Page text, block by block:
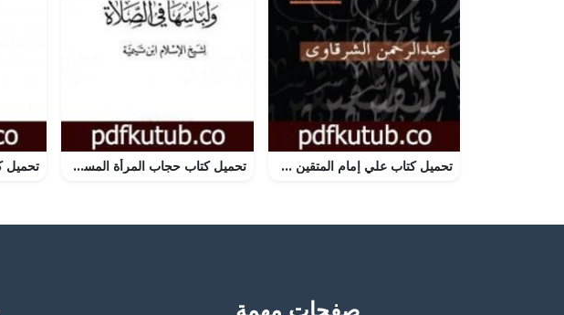
تحميل كتاب علي إمام المتقين – الجزء الأول PDF تأليف عبد الرحمن الشرقاوي مجانا [كامل] تحميل كتاب حجاب المرأة المسلمة ولباسها في الصلاة PDF تأليف ابن تيمية مجانا [كامل]